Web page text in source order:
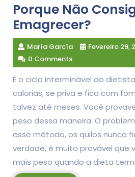
Porque Não
Emagrecer?
María García
Fevereiro 29,
0 Comments
É o ciclo interminável do
calorias, se priva e fica com
talvez até meses. Você
peso dessa maneira. O
esse método, os quilos nunca
verdade, é muito provável que
mais peso quando a dieta